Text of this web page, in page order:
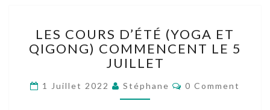
COURS
D’ÉTÉ
(YOGA
QIGONG)
COMMENCENT
LES COURS D’ÉTÉ (YOGA ET
QIGONG) COMMENCENT LE 5
JUILLET
1 Juillet 2022 Stéphane Comments
0 Comment